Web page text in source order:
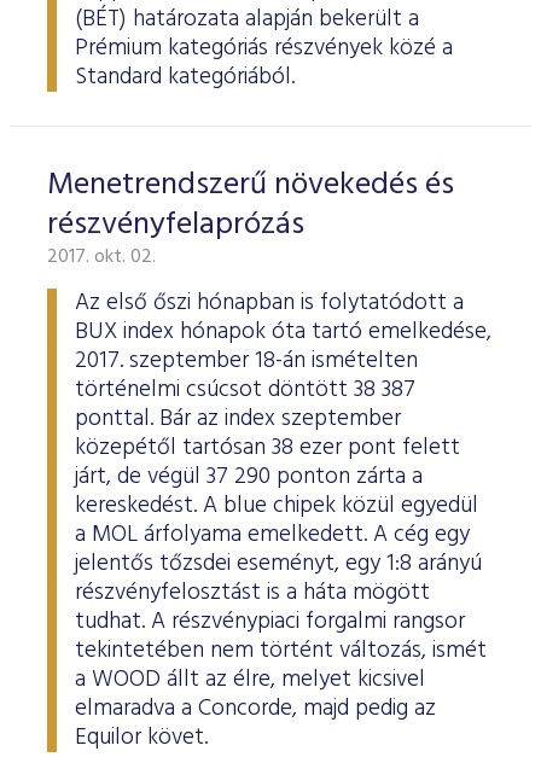
ESG Útmutató
(BÉT) határozata alapján bekerült a
Prémium kategóriás részvények közé a
Standard kategóriából.
Menetrendszerű növekedés és
részvényfelaprózás
2017. okt. 02.
Az első őszi hónapban is folytatódott a
BUX index hónapok óta tartó emelkedése,
2017. szeptember 18-án ismételten
történelmi csúcsot döntött 38 387
ponttal. Bár az index szeptember
közepétől tartósan 38 ezer pont felett
járt, de végül 37 290 ponton zárta a
kereskedést. A blue chipek közül egyedül
a MOL árfolyama emelkedett. A cég egy
jelentős tőzsdei eseményt, egy 1:8 arányú
részvényfelosztást is a háta mögött
tudhat. A részvénypiaci forgalmi rangsor
tekintetében nem történt változás, ismét
a WOOD állt az élre, melyet kicsivel
elmaradva a Concorde, majd pedig az
Equilor követ.